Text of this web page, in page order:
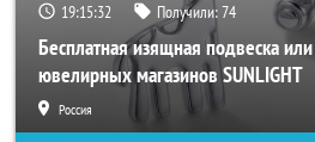
19:15:29 Получили:74
Бесплатная изящная подвеска
ювелирных магазинов SUNLIGHT
Россия